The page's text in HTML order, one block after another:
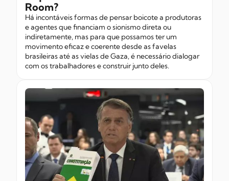
Room?
Há incontáveis formas de pensar boicote a produtoras
e agentes que financiam o sionismo direta ou
indiretamente, mas para que possamos ter um
movimento eficaz e coerente desde as favelas
brasileiras até as vielas de Gaza, é necessário dialogar
com os trabalhadores e construir junto deles.